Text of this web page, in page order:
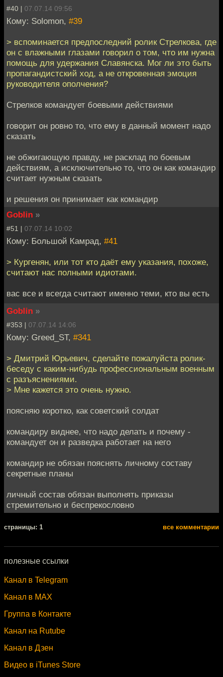
#40 | 07.07.14 09:56
Кому: Solomon, #39
> вспоминается предпоследний ролик Стрелкова, где
он с влажными глазами говорил о том, что им нужна
помощь для удержания Славянска. Мог ли это быть
пропагандистский ход, а не откровенная эмоция
руководителя ополчения?
Стрелков командует боевыми действиями
говорит он ровно то, что ему в данный момент надо
сказать
не обжигающую правду, не расклад по боевым
действиям, а исключительно то, что он как командир
считает нужным сказать
и решения он принимает как командир
Goblin »
#51 | 07.07.14 10:02
Кому: Большой Камрад, #41
> Кургенян, или тот кто даёт ему указания, похоже,
считают нас полными идиотами.
вас все и всегда считают именно теми, кто вы есть
Goblin »
#353 | 07.07.14 14:06
Кому: Greed_ST, #341
> Дмитрий Юрьевич, сделайте пожалуйста ролик-
беседу с каким-нибудь профессиональным военным
с разъяснениями.
> Мне кажется это очень нужно.
поясняю коротко, как советский солдат
командиру виднее, что надо делать и почему -
командует он и разведка работает на него
командир не обязан пояснять личному составу
секретные планы
личный состав обязан выполнять приказы
стремительно и беспрекословно
cтраницы: 1 все комментарии
полезные ссылки
Канал в Telegram
Канал в MAX
Группа в Контакте
Канал на Rutube
Канал в Дзен
Видео в iTunes Store